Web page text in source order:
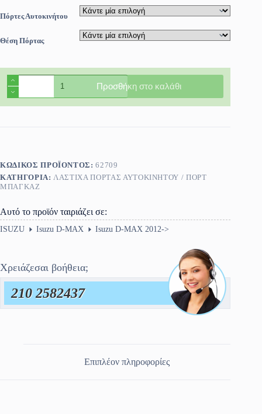
Πόρτες Αυτοκινήτου
Θέση Πόρτας
Τσιμούχες
παραθύρων
αυτοκινήτου
Isuzu
Προσθήκη στο καλάθι
ΚΩΔΙΚΌΣ ΠΡΟΪΌΝΤΟΣ:62709
ΚΑΤΗΓΟΡΊΑ: ΛΆΣΤΙΧΑ ΠΌΡΤΑΣ ΑΥΤΟΚΙΝΉΤΟΥ / ΠΟΡΤ
ΜΠΑΓΚΑΖ
Αυτό το προϊόν ταιριάζει σε:
ISUZU Isuzu D-MAX Isuzu D-MAX 2012->
Χρειάζεσαι βοήθεια;
210 2582437
Επιπλέον πληροφορίες